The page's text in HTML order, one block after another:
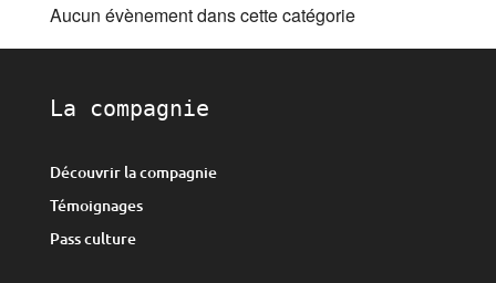
Aucun évènement dans cette catégorie
La compagnie
Découvrir la compagnie
Témoignages
Pass culture